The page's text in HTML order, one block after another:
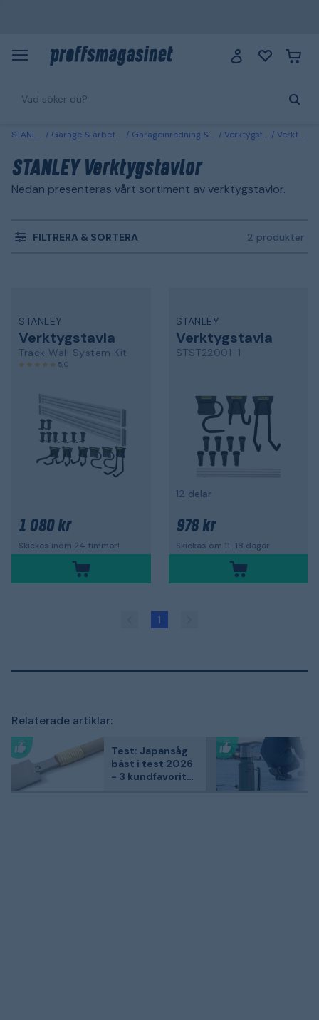
STANLEY Garage & arbetsplats Garageinredning & förvaring Verktygsförvaring Verktygstavlor
STANLEY Verktygstavlor
Nedan presenteras vårt sortiment av verktygstavlor.
FILTRERA & SORTERA 2 produkter
STANLEY
Verktygstavla
Track Wall System Kit
5,0
1 080 kr
Skickas inom 24 timmar!
STANLEY
Verktygstavla
STST22001-1
12 delar
978 kr
Skickas om 11-18 dagar
1
Relaterade artiklar:
Test: Japansåg
bäst i test 2026
- 3 kundfavoriter